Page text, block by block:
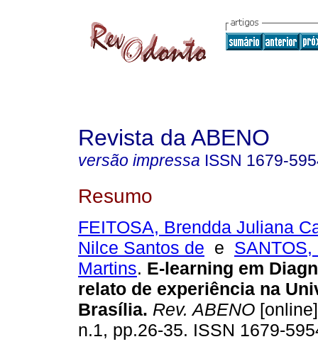
Revista da ABENO
versão impressa ISSN 1679-
Resumo
FEITOSA, Brendda Juliana
Nilce Santos de e
Martins. E-learning em
relato de experiência na
Brasília. Rev. ABENO
n.1, pp.26-35. ISSN 1679-